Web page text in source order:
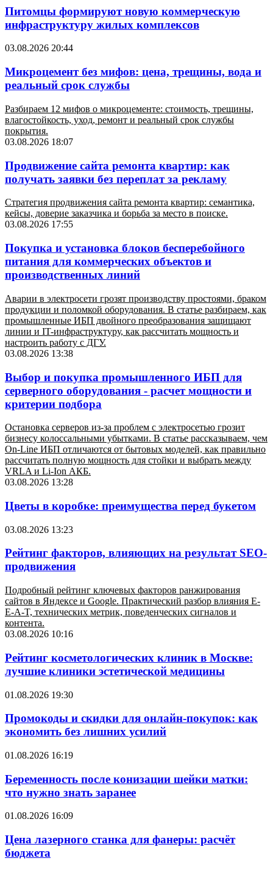
Питомцы формируют новую коммерческую
инфраструктуру жилых комплексов
03.08.2026 20:44
Микроцемент без мифов: цена, трещины, вода и
реальный срок службы
Разбираем 12 мифов о микроцементе: стоимость, трещины,
влагостойкость, уход, ремонт и реальный срок службы
покрытия.
03.08.2026 18:07
Продвижение сайта ремонта квартир: как
получать заявки без переплат за рекламу
Стратегия продвижения сайта ремонта квартир: семантика,
кейсы, доверие заказчика и борьба за место в поиске.
03.08.2026 17:55
Покупка и установка блоков бесперебойного
питания для коммерческих объектов и
производственных линий
Аварии в электросети грозят производству простоями, браком
продукции и поломкой оборудования. В статье разбираем, как
промышленные ИБП двойного преобразования защищают
линии и IT-инфраструктуру, как рассчитать мощность и
настроить работу с ДГУ.
03.08.2026 13:38
Выбор и покупка промышленного ИБП для
серверного оборудования - расчет мощности и
критерии подбора
Остановка серверов из-за проблем с электросетью грозит
бизнесу колоссальными убытками. В статье рассказываем, чем
On-Line ИБП отличаются от бытовых моделей, как правильно
рассчитать полную мощность для стойки и выбрать между
VRLA и Li-Ion АКБ.
03.08.2026 13:28
Цветы в коробке: преимущества перед букетом
03.08.2026 13:23
Рейтинг факторов, влияющих на результат SEO-
продвижения
Подробный рейтинг ключевых факторов ранжирования
сайтов в Яндексе и Google. Практический разбор влияния E-
E-A-T, технических метрик, поведенческих сигналов и
контента.
03.08.2026 10:16
Рейтинг косметологических клиник в Москве:
лучшие клиники эстетической медицины
01.08.2026 19:30
Промокоды и скидки для онлайн-покупок: как
экономить без лишних усилий
01.08.2026 16:19
Беременность после конизации шейки матки:
что нужно знать заранее
01.08.2026 16:09
Цена лазерного станка для фанеры: расчёт
бюджета